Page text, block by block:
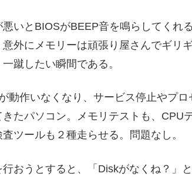
悪いとBIOSがBEEP音を鳴らしてくれ
外にメモリーは頑張り屋さんでギリ
蹴したい瞬間である。
動作いなくなり、サービス停止やプ
たパソコン。メモリテストも、CPU
ツールも２種走らせる。問題なし。
おうとすると、「Diskがなくね？」